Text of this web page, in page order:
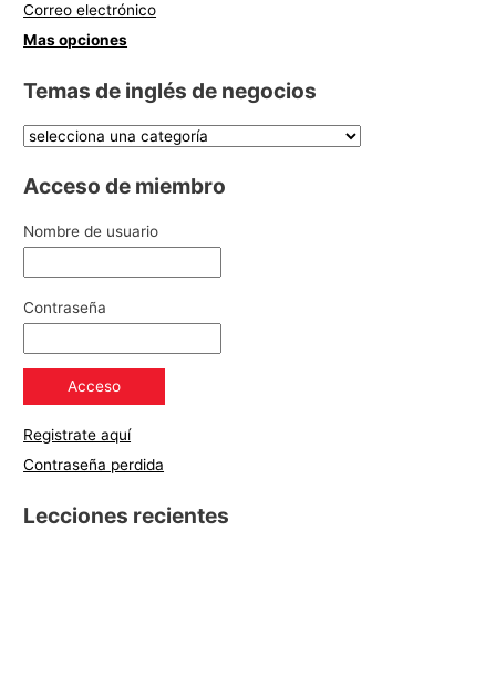
Correo electrónico
Mas opciones
Temas de inglés de negocios
Acceso de miembro
Nombre de usuario
Contraseña
Registrate aquí
Contraseña perdida
Lecciones recientes